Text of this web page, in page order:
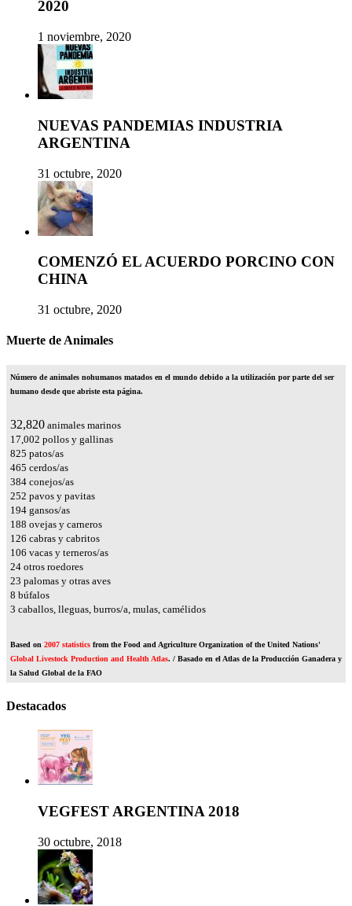
2020
1 noviembre, 2020
NUEVAS PANDEMIAS INDUSTRIA
ARGENTINA
31 octubre, 2020
COMENZÓ EL ACUERDO PORCINO CON
CHINA
31 octubre, 2020
Muerte de Animales
Número de animales nohumanos matados en el mundo debido a la utilización por parte del ser
humano desde que abriste esta página.
36,387 animales marinos
18,850 pollos y gallinas
915 patos/as
516 cerdos/as
425 conejos/as
279 pavos y pavitas
215 gansos/as
208 ovejas y carneros
139 cabras y cabritos
118 vacas y terneros/as
26 otros roedores
25 palomas y otras aves
9 búfalos
4 caballos, lleguas, burros/a, mulas, camélidos
Based on 2007 statistics from the Food and Agriculture Organization of the United Nations'
Global Livestock Production and Health Atlas. / Basado en el Atlas de la Producción Ganadera y
la Salud Global de la FAO
Destacados
VEGFEST ARGENTINA 2018
30 octubre, 2018